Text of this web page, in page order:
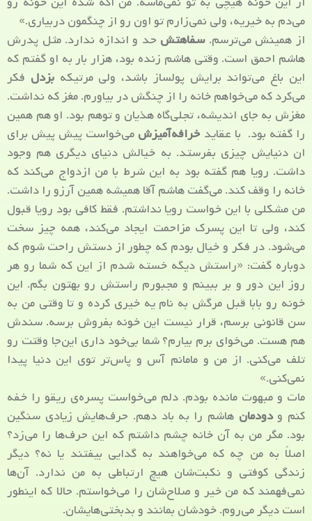
می‌دم به خیریه، ولی نمی‌زارم تو اون رو از چنگمون دربیاری.»
از همینش می‌ترسم.سفاهتش حد و اندازه ندارد. مثل پدرش
هاشم احمق است. وقتی هاشم زنده بود، هزار بار به او گفتم که
این باغ می‌تواند برایش پولساز باشد، ولی مرتیکهبزدل فکر
می‌کرد که می‌خواهم خانه را از چنگش در بیاورم. مغز که نداشت.
مغزش به جای اندیشه، تجلی‌گاه هذیان و توهم بود. او هم همین
را گفته بود. با عقاید خرافه‌آمیزش می‌خواست پیش پیش برای
ان دنیایش چیزی بفرستد. به خیالش دنیای دیگری هم وجود
داشت. رویا هم گفته بود به این شرط با من ازدواج می‌کند که
خانه را وقف کند. می‌گفت هاشم آقا همیشه همین آرزو را داشت.
من مشکلی با این خواست رویا نداشتم. فقط کافی بود رویا قبول
کند، ولی تا این پسرک مزاحمت ایجاد می‌کند، همه چیز سخت
می‌شود. در فکر و خیال بودم که چطور از دستش راحت شوم که
دوباره گفت: «راستش دیگه خسته شدم از این که شما رو هر
روز این دور و بر ببینم و مجبورم راستش رو بهتون بگم. این
خونه رو بابا قبل مرگش به نام یه خیری کرده و تا وقتی من به
سن قانونی برسم، قرار نیست این خونه بفروش برسه. سندش
هم هست. می‌خوای برم بیارم؟ شما بی‌خود داری این‌جا وقتت رو
تلف می‌کنی. از من و مامانم آس و پاس‌تر توی این دنیا پیدا
نمی‌کنی.»
مات و مبهوت مانده بودم. دلم می‌خواست پسره‌ی ریقو را خفه
کنم ودودمان هاشم را به باد دهم. حرف‌هایش زیادی سنگین
بود. مگر من به آن خانه چشم داشتم که این حرف‌ها را می‌زد؟
اصلاً به من چه که می‌خواهند به گدایی بیفتند یا نه؟ دیگر
زندگی کوفتی و نکبت‌شان هیچ ارتباطی به من ندارد. آن‌ها
نمی‌فهمند که من خیر و صلاح‌شان را می‌خواستم. حالا که اینطور
است دیگر می‌روم. خودشان بمانند و بدبختی‌هایشان.